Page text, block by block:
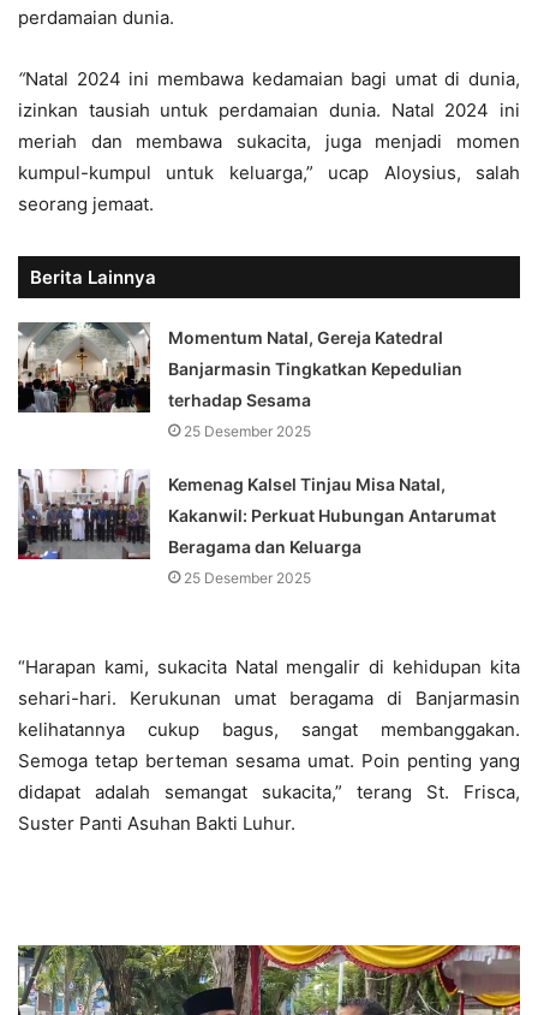
perdamaian dunia.
“Natal 2024 ini membawa kedamaian bagi umat di dunia,
izinkan tausiah untuk perdamaian dunia. Natal 2024 ini
meriah dan membawa sukacita, juga menjadi momen
kumpul-kumpul untuk keluarga,” ucap Aloysius, salah
seorang jemaat.
Berita Lainnya
Momentum Natal, Gereja Katedral
Banjarmasin Tingkatkan Kepedulian
terhadap Sesama
25 Desember 2025
Kemenag Kalsel Tinjau Misa Natal,
Kakanwil: Perkuat Hubungan Antarumat
Beragama dan Keluarga
25 Desember 2025
“Harapan kami, sukacita Natal mengalir di kehidupan kita
sehari-hari. Kerukunan umat beragama di Banjarmasin
kelihatannya cukup bagus, sangat membanggakan.
Semoga tetap berteman sesama umat. Poin penting yang
didapat adalah semangat sukacita,” terang St. Frisca,
Suster Panti Asuhan Bakti Luhur.